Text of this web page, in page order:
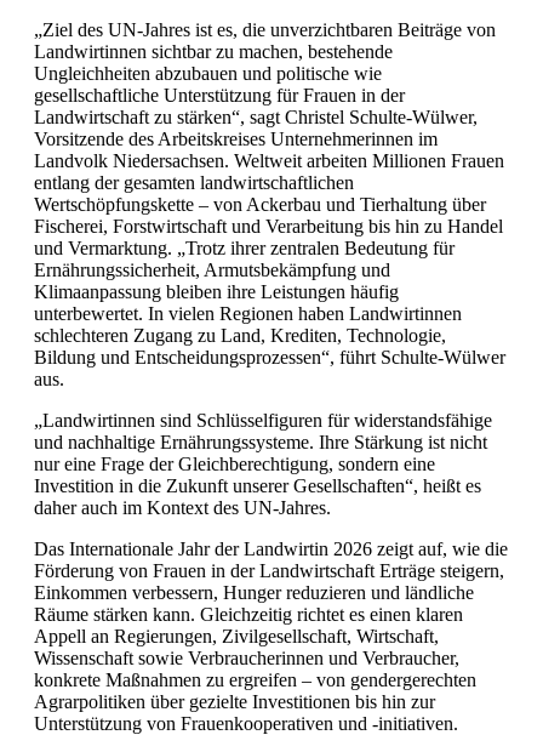
„Ziel des UN-Jahres ist es, die unverzichtbaren Beiträge von
Landwirtinnen sichtbar zu machen, bestehende
Ungleichheiten abzubauen und politische wie
gesellschaftliche Unterstützung für Frauen in der
Landwirtschaft zu stärken“, sagt Christel Schulte-Wülwer,
Vorsitzende des Arbeitskreises Unternehmerinnen im
Landvolk Niedersachsen. Weltweit arbeiten Millionen Frauen
entlang der gesamten landwirtschaftlichen
Wertschöpfungskette – von Ackerbau und Tierhaltung über
Fischerei, Forstwirtschaft und Verarbeitung bis hin zu Handel
und Vermarktung. „Trotz ihrer zentralen Bedeutung für
Ernährungssicherheit, Armutsbekämpfung und
Klimaanpassung bleiben ihre Leistungen häufig
unterbewertet. In vielen Regionen haben Landwirtinnen
schlechteren Zugang zu Land, Krediten, Technologie,
Bildung und Entscheidungsprozessen“, führt Schulte-Wülwer
aus.
„Landwirtinnen sind Schlüsselfiguren für widerstandsfähige
und nachhaltige Ernährungssysteme. Ihre Stärkung ist nicht
nur eine Frage der Gleichberechtigung, sondern eine
Investition in die Zukunft unserer Gesellschaften“, heißt es
daher auch im Kontext des UN-Jahres.
Das Internationale Jahr der Landwirtin 2026 zeigt auf, wie die
Förderung von Frauen in der Landwirtschaft Erträge steigern,
Einkommen verbessern, Hunger reduzieren und ländliche
Räume stärken kann. Gleichzeitig richtet es einen klaren
Appell an Regierungen, Zivilgesellschaft, Wirtschaft,
Wissenschaft sowie Verbraucherinnen und Verbraucher,
konkrete Maßnahmen zu ergreifen – von gendergerechten
Agrarpolitiken über gezielte Investitionen bis hin zur
Unterstützung von Frauenkooperativen und -initiativen.